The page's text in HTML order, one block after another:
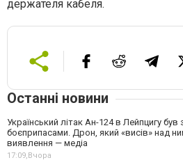
держателя кабеля.
Останні новини
Український літак Ан-124 в Лейпцигу
боєприпасами. Дрон, який «висів» над
виявлення — медіа
17:09,Вчора